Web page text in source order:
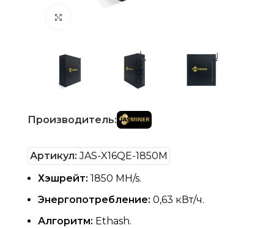
Производитель:
Артикул:JAS-X16QE-1850M
Хэшрейт: 1850 MH/s.
Энергопотребление: 0,63 кВт/ч.
Алгоритм: Ethash.